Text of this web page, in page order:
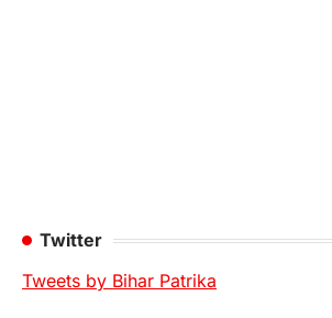
Twitter
Tweets by Bihar Patrika